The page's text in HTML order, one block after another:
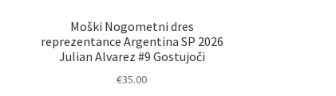
Moški Nogometni dres
reprezentance Argentina SP 2026
Julian Alvarez #9 Gostujoči
€35.00